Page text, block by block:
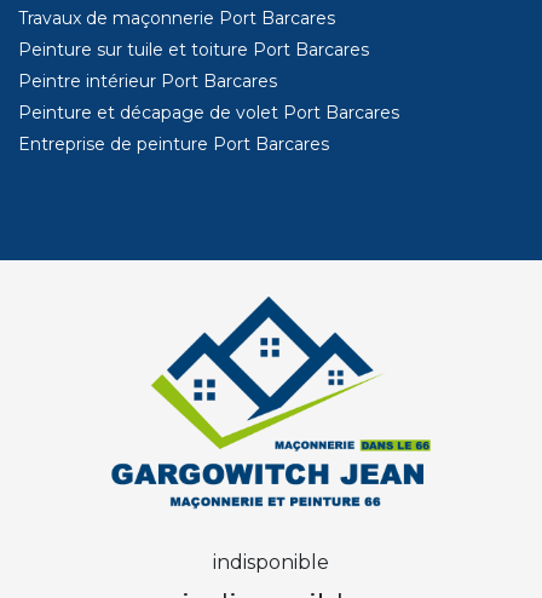
Travaux de maçonnerie Port Barcares
Peinture sur tuile et toiture Port Barcares
Peintre intérieur Port Barcares
Peinture et décapage de volet Port Barcares
Entreprise de peinture Port Barcares
indisponible